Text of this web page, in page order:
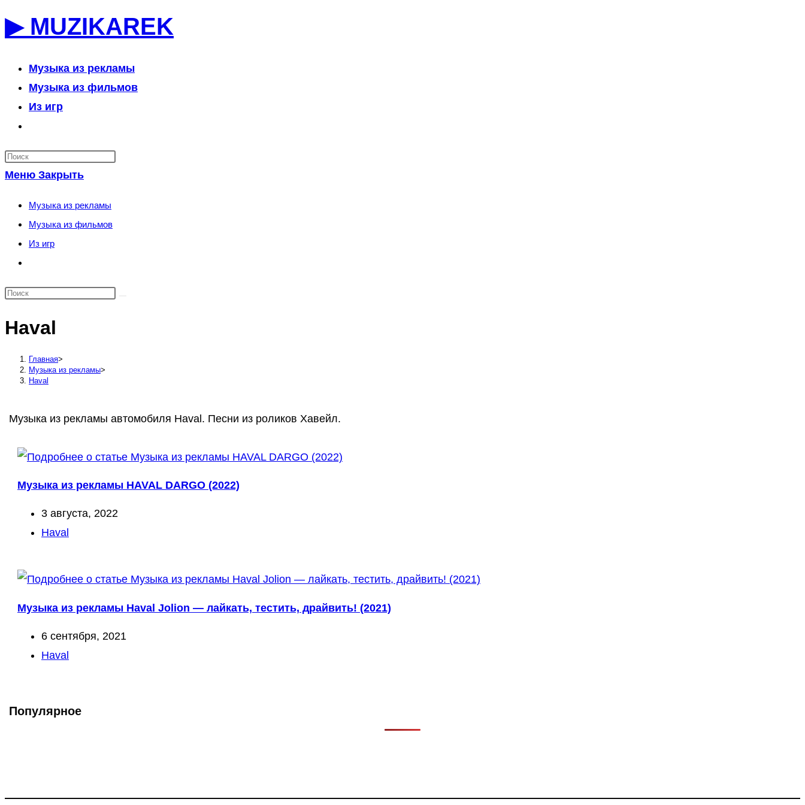
к▶ MUZIKAREK
Музыка из рекламы
Музыка из фильмов
Из игр
по
веб-
сайту
Меню Закрыть
Музыка из рекламы
Музыка из фильмов
Из игр
по
сайту
Haval
Главная>
Музыка из рекламы>
Haval
Музыка из рекламы автомобиля Haval. Песни из роликов Хавейл.
Музыка из рекламы HAVAL DARGO (2022)
Запись
опубликована:
3 августа, 2022
Рубрика
Haval
Музыка из рекламы Haval Jolion — лайкать, тестить, драйвить! (2021)
Запись
опубликована:
6 сентября, 2021
Рубрика
Haval
Популярное